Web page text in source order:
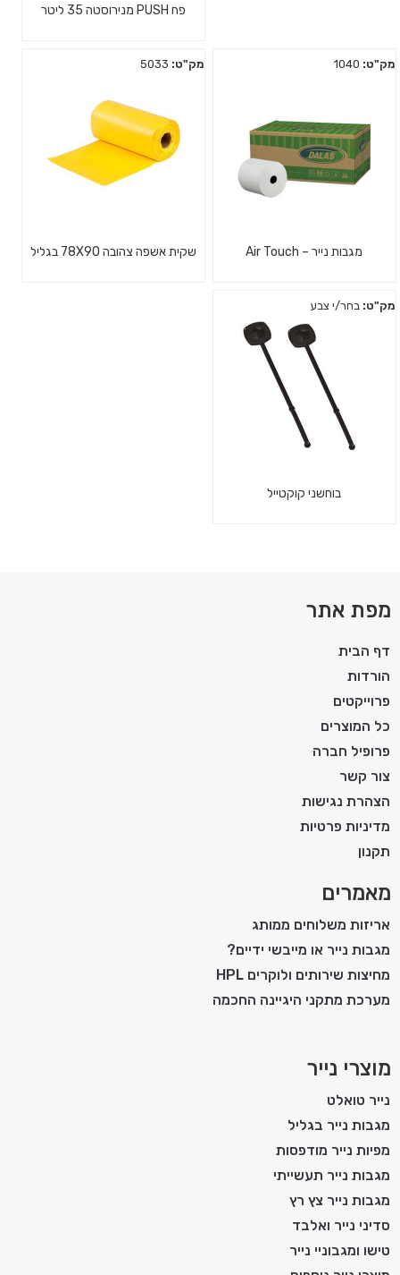
פח PUSH מנירוסטה 35 ליטר
מק"ט:
מגבות נייר – Air Touch
מק"ט:
שקית אשפה צהובה 78X90 בגליל
מק"ט: בחר/י צבע
בוחשני קוקטייל
מפת אתר
דף הבית
הורדות
פרוייקטים
כל המוצרים
פרופיל חברה
צור קשר
הצהרת נגישות
מדיניות פרטיות
תקנון
מאמרים
אריזות משלוחים ממותג
מגבות נייר או מייבשי ידיים?
מחיצות שירותים ולוקרים HPL
מערכת מתקני היגיינה החכמה
מוצרי נייר
נייר טואלט
מגבות נייר בגליל
מפיות נייר מודפסות
מגבות נייר תעשייתי
מגבות נייר צץ רץ
סדיני נייר ואלבד
טישו ומגבוניי נייר